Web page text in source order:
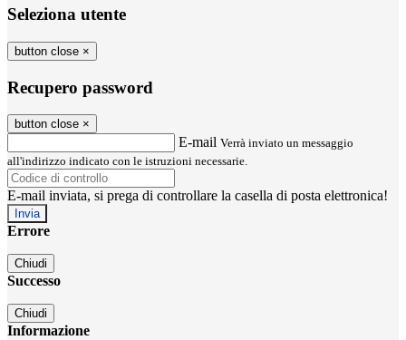
Seleziona utente
button close ×
Recupero password
button close ×
E-mail Verrà inviato un messaggio
all'indirizzo indicato con le istruzioni necessarie.
E-mail inviata, si prega di controllare la casella di posta elettronica!
Errore
Chiudi
Successo
Chiudi
Informazione